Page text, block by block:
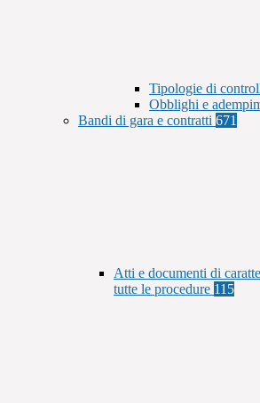
Tipologie di
Obblighi e
Bandi di gara e contratti 671
Atti e documenti di
tutte le procedure 115